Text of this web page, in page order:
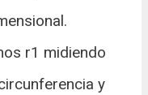
r1 midiendo
y